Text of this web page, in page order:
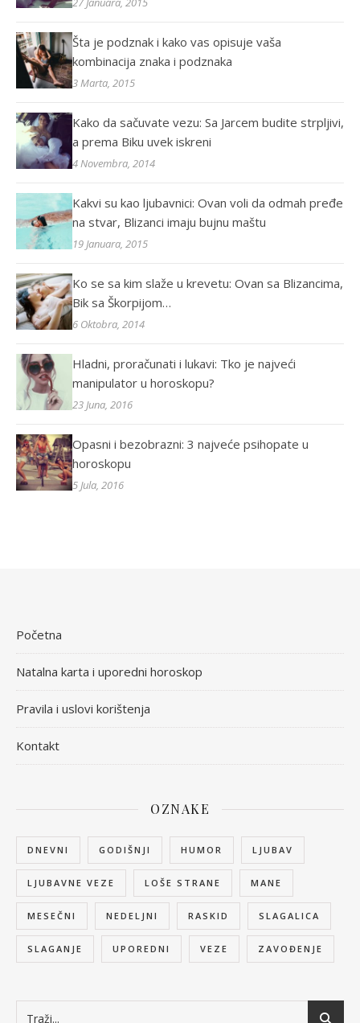
Šta je podznak i kako vas opisuje vaša
kombinacija znaka i podznaka
3 Marta, 2015
Kako da sačuvate vezu: Sa Jarcem budite strpljivi,
a prema Biku uvek iskreni
4 Novembra, 2014
Kakvi su kao ljubavnici: Ovan voli da odmah pređe
na stvar, Blizanci imaju bujnu maštu
19 Januara, 2015
Ko se sa kim slaže u krevetu: Ovan sa Blizancima,
Bik sa Škorpijom…
6 Oktobra, 2014
Hladni, proračunati i lukavi: Tko je najveći
manipulator u horoskopu?
23 Juna, 2016
Opasni i bezobrazni: 3 najveće psihopate u
horoskopu
5 Jula, 2016
Početna
Natalna karta i uporedni horoskop
Pravila i uslovi korištenja
Kontakt
OZNAKE
DNEVNI GODIŠNJI HUMOR LJUBAV
LJUBAVNE VEZE LOŠE STRANE MANE
MESEČNI NEDELJNI RASKID SLAGALICA
SLAGANJE UPOREDNI VEZE ZAVOĐENJE